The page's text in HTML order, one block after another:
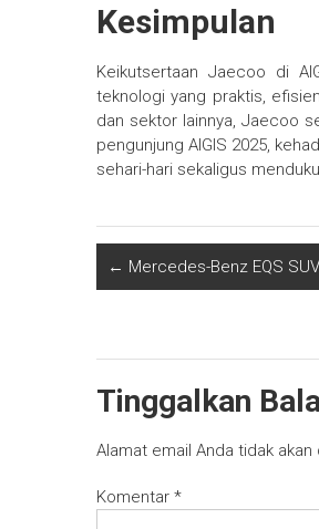
Kesimpulan
Keikutsertaan Jaecoo di
teknologi yang praktis,
dan sektor lainnya, Jaecoo
pengunjung AIGIS 2025,
sehari-hari sekaligus
← Mercedes-Benz EQS
Tinggalkan
Alamat email Anda tidak akan
Komentar *